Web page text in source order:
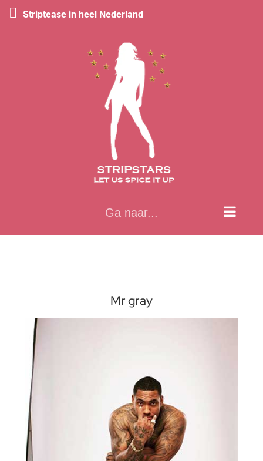
Ga naar...
Mr gray
Striptease in heel Nederland